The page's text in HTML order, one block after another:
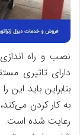
نصب و راه
دارای تاثیری
بنابراین باید
به کار کردن
رعایت شده است.